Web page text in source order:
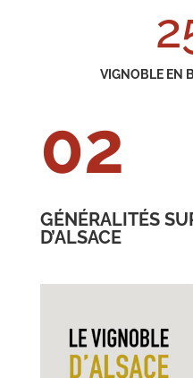
VIGNOBLE EN
02
GÉNÉRALITÉS
D’ALSACE